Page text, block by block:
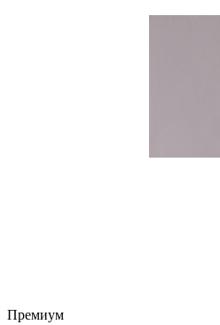
Премиум